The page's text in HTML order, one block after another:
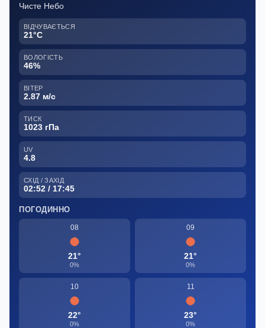
Чисте Небо
ВІДЧУВАЄТЬСЯ
21°C
ВОЛОГІСТЬ
46%
ВІТЕР
2.87 м/с
ТИСК
1023 гПа
UV
4.8
СХІД / ЗАХІД
02:52 / 17:45
ПОГОДИННО
08
21°
0%
09
21°
0%
10
22°
0%
11
23°
0%